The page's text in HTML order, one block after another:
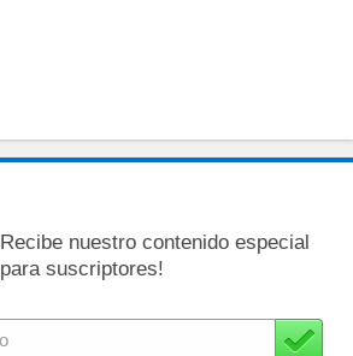
Recibe nuestro contenido especial
para suscriptores!